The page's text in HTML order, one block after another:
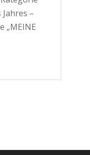
Jahres –
„MEINE